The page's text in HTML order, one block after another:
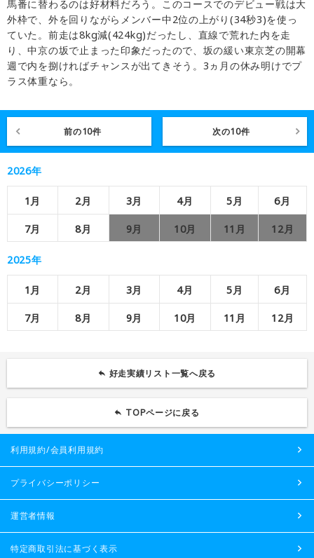
馬番に替わるのは好材料だろう。このコースでのデビュー戦は大
外枠で、外を回りながらメンバー中2位の上がり(34秒3)を使っ
ていた。前走は8kg減(424kg)だったし、直線で荒れた内を走
り、中京の坂で止まった印象だったので、坂の緩い東京芝の開幕
週で内を捌ければチャンスが出てきそう。3ヵ月の休み明けでプ
ラス体重なら。
前の10件 次の10件
2026年
1月 2月 3月 4月 5月 6月
7月 8月 9月 10月 11月 12月
2025年
1月 2月 3月 4月 5月 6月
7月 8月 9月 10月 11月 12月
好走実績リスト一覧へ戻る
TOPページに戻る
利用規約/会員利用規約
プライバシーポリシー
運営者情報
特定商取引法に基づく表示